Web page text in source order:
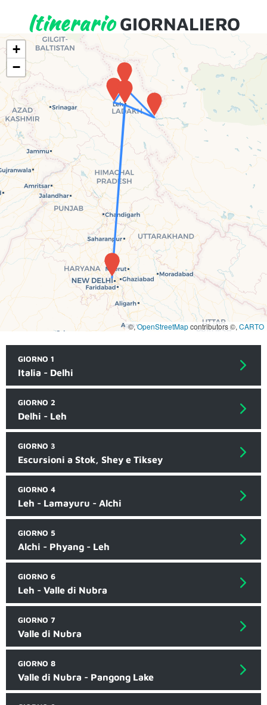
ItinerarioGIORNALIERO
+
−
©,OpenStreetMapcontributors ©, CARTO
GIORNO 1
Italia - Delhi
GIORNO 2
Delhi - Leh
GIORNO 3
Escursioni a Stok, Shey e Tiksey
GIORNO 4
Leh - Lamayuru - Alchi
GIORNO 5
Alchi - Phyang - Leh
GIORNO 6
Leh - Valle di Nubra
GIORNO 7
Valle di Nubra
GIORNO 8
Valle di Nubra - Pangong Lake